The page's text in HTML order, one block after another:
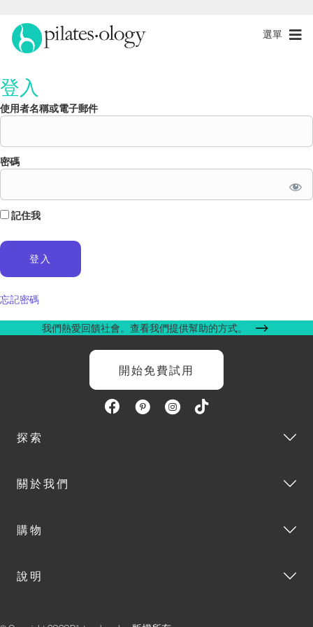
選單
登入
使用者名稱或電子郵件
密碼
記住我
忘記密碼
我們熱愛回饋社會。查看我們提供幫助的方式。
開始免費試用
探索
關於我們
購物
說明